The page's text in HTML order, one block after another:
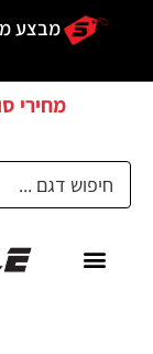
מבצע מטורף ל-
מחירי